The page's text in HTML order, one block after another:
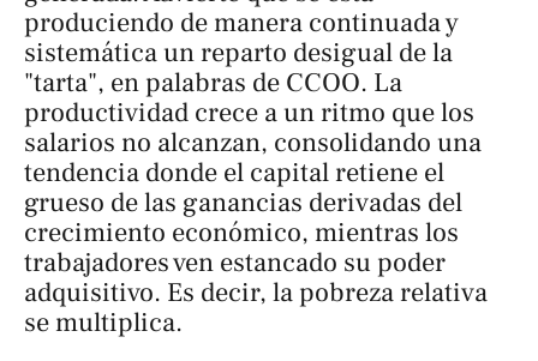
produciendo de manera continuada y
sistemática un reparto desigual de la
"tarta", en palabras de CCOO. La
productividad crece a un ritmo que los
salarios no alcanzan, consolidando una
tendencia donde el capital retiene el
grueso de las ganancias derivadas del
crecimiento económico, mientras los
trabajadores ven estancado su poder
adquisitivo. Es decir, la pobreza relativa
se multiplica.